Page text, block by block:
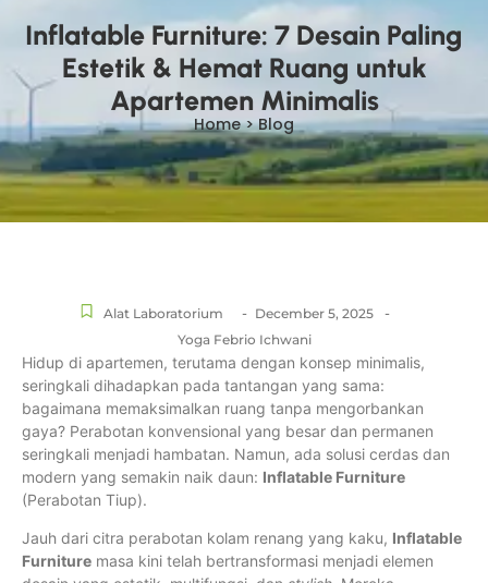
Inflatable Furniture: 7 Desain Paling
Estetik & Hemat Ruang untuk
Apartemen Minimalis
Home > Blog
Alat Laboratorium - December 5, 2025 -
Yoga Febrio Ichwani
Hidup di apartemen, terutama dengan konsep minimalis,
seringkali dihadapkan pada tantangan yang sama:
bagaimana memaksimalkan ruang tanpa mengorbankan
gaya? Perabotan konvensional yang besar dan permanen
seringkali menjadi hambatan. Namun, ada solusi cerdas dan
modern yang semakin naik daun: Inflatable Furniture
(Perabotan Tiup).
Jauh dari citra perabotan kolam renang yang kaku, Inflatable
Furniture masa kini telah bertransformasi menjadi elemen